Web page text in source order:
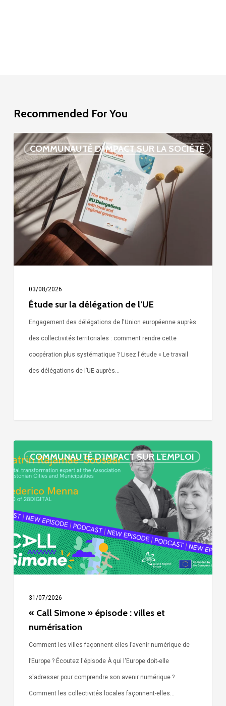
Recommended For You
COMMUNAUTÉ D'IMPACT SUR LA SOCIÉTÉ
Étude
sur
la
délégation
de
l’UE
03/08/2026
Étude sur la délégation de l’UE
Engagement des délégations de l'Union européenne auprès
des collectivités territoriales : comment rendre cette
coopération plus systématique ? Lisez l'étude « Le travail
des délégations de l’UE auprès…
COMMUNAUTÉ D'IMPACT SUR L'EMPLOI
Simone »
épisode
:
villes
et
numérisation
31/07/2026
« Call Simone » épisode : villes et
numérisation
Comment les villes façonnent-elles l’avenir numérique de
l’Europe ? Écoutez l'épisode À qui l'Europe doit-elle
s'adresser pour comprendre son avenir numérique ?
Comment les collectivités locales façonnent-elles…